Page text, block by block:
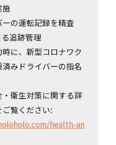
施
ーの運転記録を精査
追跡管理
に、新型コロナワク
みドライバーの指名
・衛生対策に関する詳
覧ください:
health-an